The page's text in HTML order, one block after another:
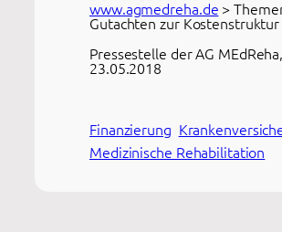
www.agmedreha.de >
Gutachten zur Kostenstruktur
Pressestelle der AG MEdReha,
23.05.2018
Finanzierung
Medizinische Rehabilitation